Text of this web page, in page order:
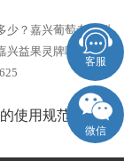
少？嘉兴葡萄专用型
益果灵牌噻苯隆,嘉
使用规范
客服
微信